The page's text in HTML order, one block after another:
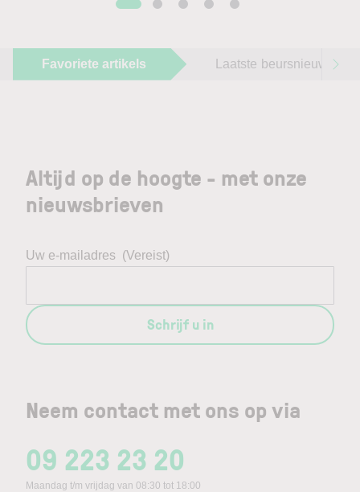
Favoriete artikels Laatste beursnieuws
Neem contact met ons op via
09 223 23 20
Maandag t/m vrijdag van 08:30 tot 18:00
Altijd op de hoogte - met onze
nieuwsbrieven
Uw e-mailadres (Vereist)
Schrijf u in